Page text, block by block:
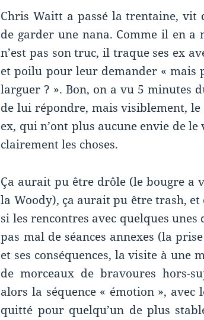
Chris Waitt a passé la trentaine, vit
de garder une nana. Comme il en a
n’est pas son truc, il traque ses ex
et poilu pour leur demander « mais
larguer ? ». Bon, on a vu 5 minutes
de lui répondre, mais visiblement, le
ex, qui n’ont plus aucune envie de
clairement les choses.
Ça aurait pu être drôle (le bougre a
la Woody), ça aurait pu être trash,
si les rencontres avec quelques unes
pas mal de séances annexes (la
et ses conséquences, la visite à une
de morceaux de bravoures hors-
alors la séquence « émotion »,
quitté pour quelqu’un de plus